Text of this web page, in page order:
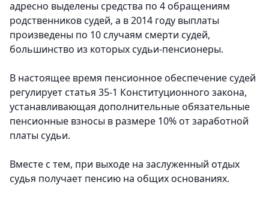
адресно выделены средства по 4 обращениям
родственников судей, а в 2014 году выплаты
произведены по 10 случаям смерти судей,
большинство из которых судьи-пенсионеры.
В настоящее время пенсионное обеспечение судей
регулирует статья 35-1 Конституционного закона,
устанавливающая дополнительные обязательные
пенсионные взносы в размере 10% от заработной
платы судьи.
Вместе с тем, при выходе на заслуженный отдых
судья получает пенсию на общих основаниях.